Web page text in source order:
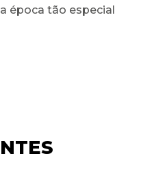
época tão especial